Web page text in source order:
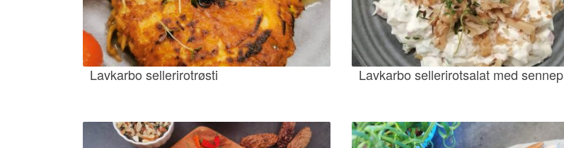
Lavkarbo sellerirotrøsti Lavkarbo sellerirotsalat med sennep